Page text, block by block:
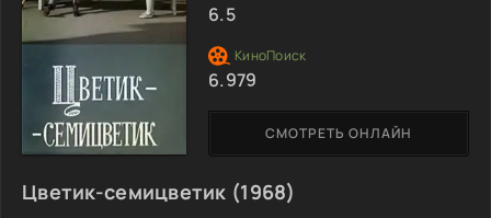
Цветик-семицветик (1968)
СМОТРЕТЬ ОНЛАЙН
6.5
6.979